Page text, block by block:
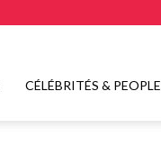
CÉLÉBRITÉS & PEOPLE